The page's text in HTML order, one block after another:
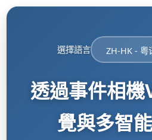
選擇語言
透過事件相機
覺與多智